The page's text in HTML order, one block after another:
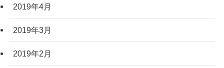
2019年4月
2019年3月
2019年2月